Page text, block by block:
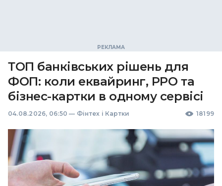
ТОП банківських рішень для
ФОП: коли еквайринг, РРО та
бізнес-картки в одному сервісі
04.08.2026, 06:50 — Фінтех і Картки 18199